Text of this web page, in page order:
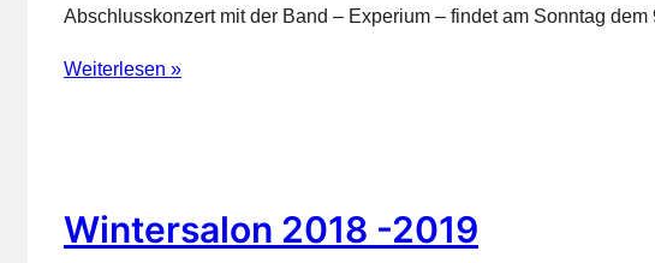
Abschlusskonzert mit der Band – Experium – findet am Sonntag
17.
mit
Weiterlesen »
Wintersalon 2018 -2019